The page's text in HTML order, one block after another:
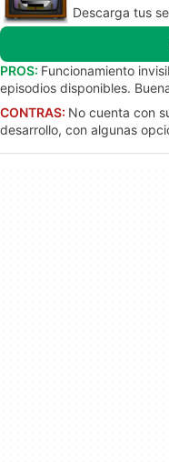
Descarga tus
PROS: Funcionamiento
episodios disponibles.
CONTRAS: No cuenta con
desarrollo, con algunas